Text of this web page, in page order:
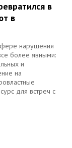
в
в
нарушения
более явными:
и
на
для встреч с